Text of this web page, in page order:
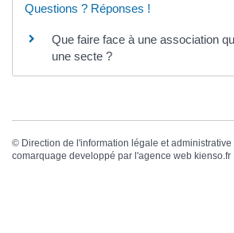
Questions ? Réponses !
Que faire face à une association
une secte ?
© Direction de l'information légale et administrative
comarquage developpé par l'agence web kienso.fr